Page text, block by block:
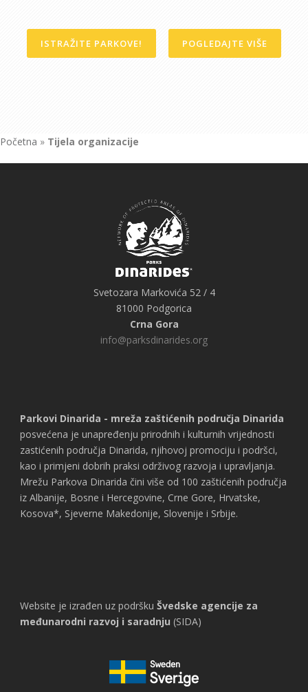
ISTRAŽITE PARKOVE! POGLEDAJTE VIŠE
Početna » Tijela organizacije
Svetozara Markovića 52 / 4
81000 Podgorica
Crna Gora
info@parksdinarides.org
Parkovi Dinarida - mreža zaštićenih područja Dinarida
posvećena je unapređenju prirodnih i kulturnih vrijednosti
zastićenih područja Dinarida, njihovoj promociju i podršci,
kao i primjeni dobrih praksi održivog razvoja i upravljanja.
Mrežu Parkova Dinarida čini više od 100 zaštićenih područja
iz Albanije, Bosne i Hercegovine, Crne Gore, Hrvatske,
Kosova*, Sjeverne Makedonije, Slovenije i Srbije.
Website je izrađen uz podršku Švedske agencije za
međunarodni razvoj i saradnju (SIDA)